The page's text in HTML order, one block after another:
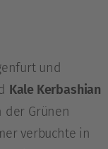
und
Kale Kerbashian
der Grünen
verbuchte in